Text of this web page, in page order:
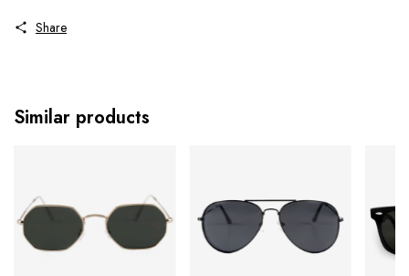
Share
Similar products